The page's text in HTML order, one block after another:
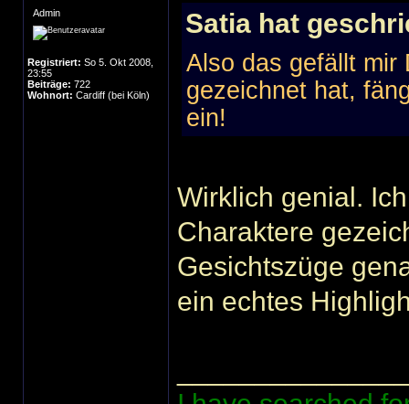
Admin
Registriert: So 5. Okt 2008,
23:55
Beiträge: 722
Wohnort: Cardiff (bei Köln)
Satia hat
Also das gefällt mir
gezeichnet hat,
ein!
Wirklich genial.
Charaktere
Gesichtszüge
ein echtes